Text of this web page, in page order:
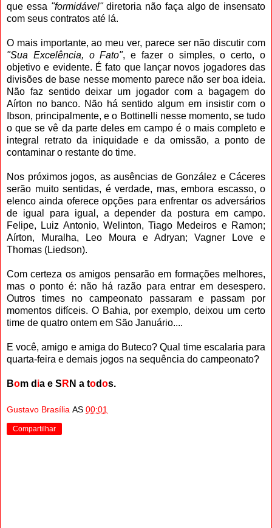
que essa "formidável"diretoria não faça algo de insensato
com seus contratos até lá.
O mais importante, ao meu ver, parece ser não discutir com
"Sua Excelência, o Fato", e fazer o simples, o certo, o
objetivo e evidente. É fato que lançar novos jogadores das
divisões de base nesse momento parece não ser boa ideia.
Não faz sentido deixar um jogador com a bagagem do
Aírton no banco. Não há sentido algum em insistir com o
Ibson, principalmente, e o Bottinelli nesse momento, se tudo
o que se vê da parte deles em campo é o mais completo e
integral retrato da iniquidade e da omissão, a ponto de
contaminar o restante do time.
Nos próximos jogos, as ausências de González e Cáceres
serão muito sentidas, é verdade, mas, embora escasso, o
elenco ainda oferece opções para enfrentar os adversários
de igual para igual, a depender da postura em campo.
Felipe, Luiz Antonio, Welinton, Tiago Medeiros e Ramon;
Aírton, Muralha, Leo Moura e Adryan; Vagner Love e
Thomas (Liedson).
Com certeza os amigos pensarão em formações melhores,
mas o ponto é: não há razão para entrar em desespero.
Outros times no campeonato passaram e passam por
momentos difíceis. O Bahia, por exemplo, deixou um certo
time de quatro ontem em São Januário....
E você, amigo e amiga do Buteco? Qual time escalaria para
quarta-feira e demais jogos na sequência do campeonato?
Bom d ia e S R N a todos.
Gustavo Brasília AS 00:01
Compartilhar